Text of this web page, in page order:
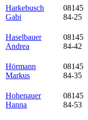
Harkebusch
Gabi
08145
84-25
Haselbauer
Andrea
08145
84-42
Hörmann
Markus
08145
84-35
Hohenauer
Hanna
08145
84-53